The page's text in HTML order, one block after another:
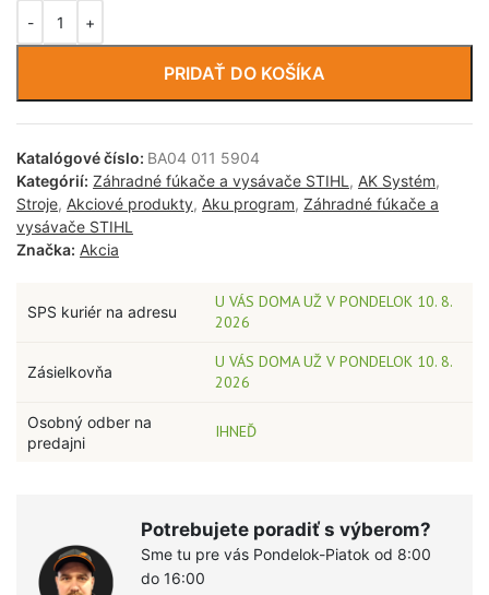
PRIDAŤ DO KOŠÍKA
Katalógové číslo: BA04 011 5904
Kategórií: Záhradné fúkače a vysávače STIHL , AK Systém,
Stroje, Akciové produkty, Aku program, Záhradné fúkače a
vysávače STIHL
Značka: Akcia
SPS kuriér na adresu
U VÁS DOMA UŽ V PONDELOK 10. 8.
2026
Zásielkovňa
U VÁS DOMA UŽ V PONDELOK 10. 8.
2026
Osobný odber na
predajni
IHNEĎ
Potrebujete poradiť s výberom?
Sme tu pre vás Pondelok-Piatok od 8:00
do 16:00